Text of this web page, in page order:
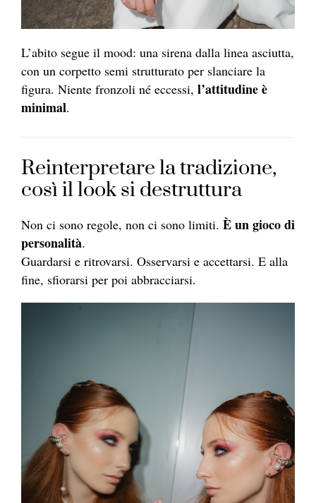
L’abito segue il mood: una sirena dalla linea asciutta,
con un corpetto semi strutturato per slanciare la
figura. Niente fronzoli né eccessi, l’attitudine è
minimal.
Reinterpretare la tradizione,
così il look si destruttura
Non ci sono regole, non ci sono limiti. È un gioco di
personalità.
Guardarsi e ritrovarsi. Osservarsi e accettarsi. E alla
fine, sfiorarsi per poi abbracciarsi.